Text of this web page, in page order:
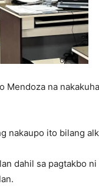
na
nakaupo ito bilang
dahil sa pagtakbo